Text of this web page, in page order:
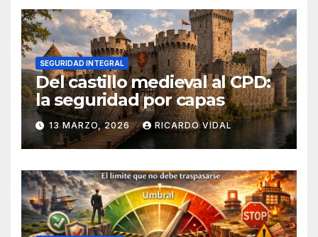
SEGURIDAD INTEGRAL
Del castillo medieval al CPD:
la seguridad por capas
13 MARZO, 2026 RICARDO VIDAL